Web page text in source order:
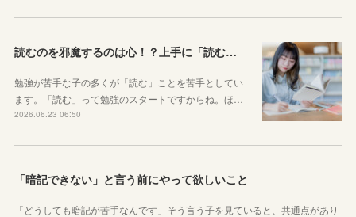
読むのを邪魔するのは心！？上手に「読む」ための気持ちの対処法
勉強が苦手な子の多くが「読む」ことを苦手としてい
ます。「読む」って勉強のスタートですからね。ほ…
2026.06.23 06:50
「暗記できない」と言う前にやって欲しいこと
「どうしても暗記が苦手なんです」そう言う子を見ていると、共通点があり